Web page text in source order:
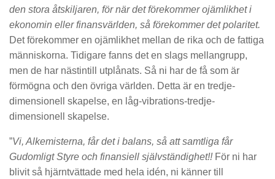
den stora åtskiljaren, för när det förekommer ojämlikhet i
ekonomin eller finansvärlden, så förekommer det polaritet.
Det förekommer en ojämlikhet mellan de rika och de fattiga
människorna. Tidigare fanns det en slags mellangrupp,
men de har nästintill utplånats. Så ni har de få som är
förmögna och den övriga världen. Detta är en tredje-
dimensionell skapelse, en låg-vibrations-tredje-
dimensionell skapelse.
”Vi, Alkemisterna, får det i balans, så att samtliga får
Gudomligt Styre och finansiell självständighet!! För ni har
blivit så hjärntvättade med hela idén, ni känner till